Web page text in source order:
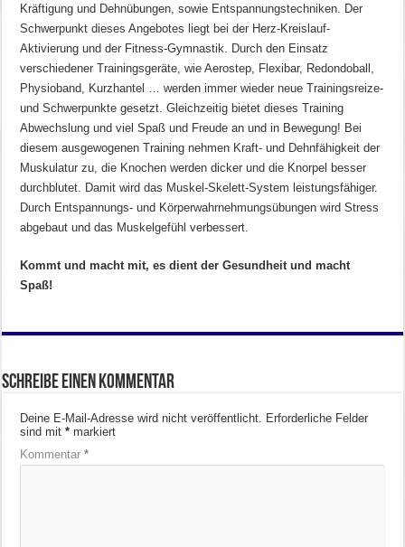
Kräftigung und Dehnübungen, sowie Entspannungstechniken. Der
Schwerpunkt dieses Angebotes liegt bei der Herz-Kreislauf-
Aktivierung und der Fitness-Gymnastik. Durch den Einsatz
verschiedener Trainingsgeräte, wie Aerostep, Flexibar, Redondoball,
Physioband, Kurzhantel … werden immer wieder neue Trainingsreize-
und Schwerpunkte gesetzt. Gleichzeitig bietet dieses Training
Abwechslung und viel Spaß und Freude an und in Bewegung! Bei
diesem ausgewogenen Training nehmen Kraft- und Dehnfähigkeit der
Muskulatur zu, die Knochen werden dicker und die Knorpel besser
durchblutet. Damit wird das Muskel-Skelett-System leistungsfähiger.
Durch Entspannungs- und Körperwahrnehmungsübungen wird Stress
abgebaut und das Muskelgefühl verbessert.
Kommt und macht mit, es dient der Gesundheit und macht
Spaß!
Schreibe einen Kommentar
Deine E-Mail-Adresse wird nicht veröffentlicht. Erforderliche Felder
sind mit* markiert
Kommentar*